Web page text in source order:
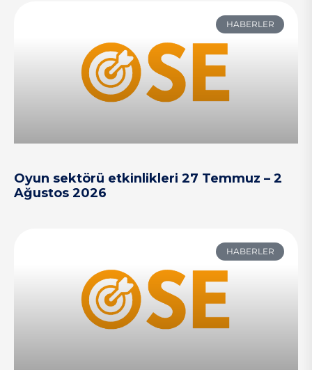
HABERLER
Oyun sektörü etkinlikleri 27 Temmuz – 2
Ağustos 2026
HABERLER